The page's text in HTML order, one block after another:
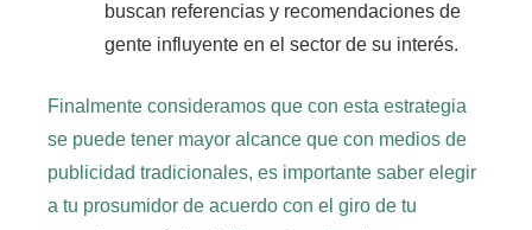
buscan referencias y recomendaciones de
gente influyente en el sector de su interés.
Finalmente consideramos que con esta estrategia
se puede tener mayor alcance que con medios de
publicidad tradicionales, es importante saber elegir
a tu prosumidor de acuerdo con el giro de tu